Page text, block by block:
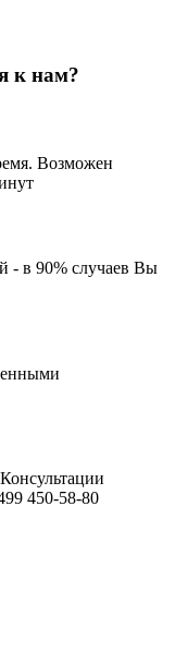
к нам?
Возможен
- в 90% случаев Вы
450-58-80